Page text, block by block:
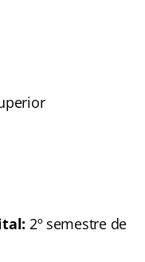
2º semestre de